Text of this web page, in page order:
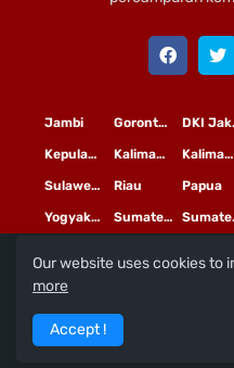
Gorontalo
Jambi
Kalimantan Tengah
Kalimantan Timur
Kepulauan Riau
Papua
Riau
Sulawesi Selatan
Sumatera Utara
Yogyakarta
Copyright© 2020
Redaksi Pedoman Media
Our website uses cookies to
more
Accept !